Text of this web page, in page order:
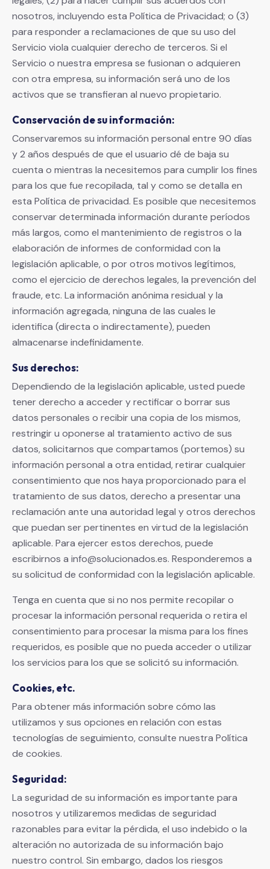
nosotros, incluyendo esta Política de Privacidad; o (3)
para responder a reclamaciones de que su uso del
Servicio viola cualquier derecho de terceros. Si el
Servicio o nuestra empresa se fusionan o adquieren
con otra empresa, su información será uno de los
activos que se transfieran al nuevo propietario.
Conservación de su información:
Conservaremos su información personal entre 90 días
y 2 años después de que el usuario dé de baja su
cuenta o mientras la necesitemos para cumplir los fines
para los que fue recopilada, tal y como se detalla en
esta Política de privacidad. Es posible que necesitemos
conservar determinada información durante períodos
más largos, como el mantenimiento de registros o la
elaboración de informes de conformidad con la
legislación aplicable, o por otros motivos legítimos,
como el ejercicio de derechos legales, la prevención del
fraude, etc. La información anónima residual y la
información agregada, ninguna de las cuales le
identifica (directa o indirectamente), pueden
almacenarse indefinidamente.
Sus derechos:
Dependiendo de la legislación aplicable, usted puede
tener derecho a acceder y rectificar o borrar sus
datos personales o recibir una copia de los mismos,
restringir u oponerse al tratamiento activo de sus
datos, solicitarnos que compartamos (portemos) su
información personal a otra entidad, retirar cualquier
consentimiento que nos haya proporcionado para el
tratamiento de sus datos, derecho a presentar una
reclamación ante una autoridad legal y otros derechos
que puedan ser pertinentes en virtud de la legislación
aplicable. Para ejercer estos derechos, puede
escribirnos a info@solucionados.es. Responderemos a
su solicitud de conformidad con la legislación aplicable.
Tenga en cuenta que si no nos permite recopilar o
procesar la información personal requerida o retira el
consentimiento para procesar la misma para los fines
requeridos, es posible que no pueda acceder o utilizar
los servicios para los que se solicitó su información.
Cookies, etc.
Para obtener más información sobre cómo las
utilizamos y sus opciones en relación con estas
tecnologías de seguimiento, consulte nuestra Política
de cookies.
Seguridad:
La seguridad de su información es importante para
nosotros y utilizaremos medidas de seguridad
razonables para evitar la pérdida, el uso indebido o la
alteración no autorizada de su información bajo
nuestro control. Sin embargo, dados los riesgos